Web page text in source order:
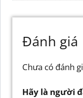
Đánh giá
Chưa có đánh
Hãy là người